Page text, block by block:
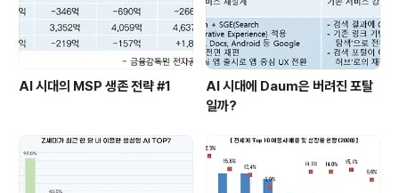
자들의 이용 트렌드는 그대로 일 것..
AI 시대의 MSP 생존 전략 #1
AI 시대에 Daum은 버려진 포탈
일까?